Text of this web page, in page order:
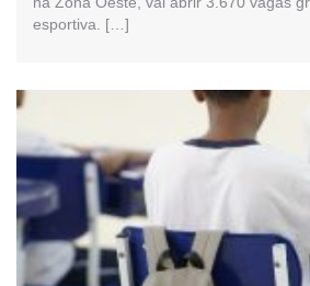
esportiva. […]